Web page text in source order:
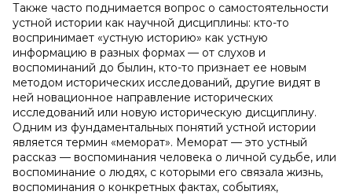
Также часто поднимается вопрос о самостоятельности
устной истории как научной дисциплины: кто-то
воспринимает «устную историю» как устную
информацию в разных формах — от слухов и
воспоминаний до былин, кто-то признает ее новым
методом исторических исследований, другие видят в
ней новационное направление исторических
исследований или новую историческую дисциплину.
Одним из фундаментальных понятий устной истории
является термин «меморат». Меморат — это устный
рассказ — воспоминания человека о личной судьбе, или
воспоминание о людях, с которыми его связала жизнь,
воспоминания о конкретных фактах, событиях,